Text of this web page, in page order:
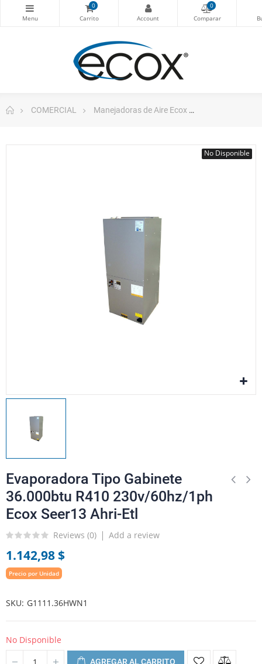
0 0
COMERCIAL Manejadoras de Aire Ecox
No Disponible
Evaporadora Tipo Gabinete
36.000btu R410 230v/60hz/1ph
Ecox Seer13 Ahri-Etl
Reviews (0) Add a review
1.142,98 $
Precio por Unidad
SKU G1111.36HWN1
No Disponible
AGREGAR AL CARRITO